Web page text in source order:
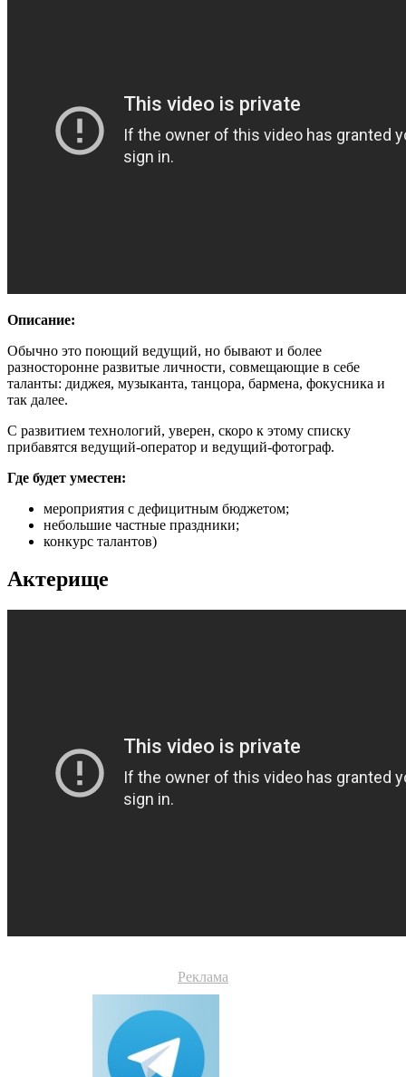
Описание:
Обычно это поющий ведущий, но бывают и более
разносторонне развитые личности, совмещающие в себе
таланты: диджея, музыканта, танцора, бармена, фокусника и
так далее.
С развитием технологий, уверен, скоро к этому списку
прибавятся ведущий-оператор и ведущий-фотограф.
Где будет уместен:
мероприятия с дефицитным бюджетом;
небольшие частные праздники;
конкурс талантов)
Актерище
Реклама